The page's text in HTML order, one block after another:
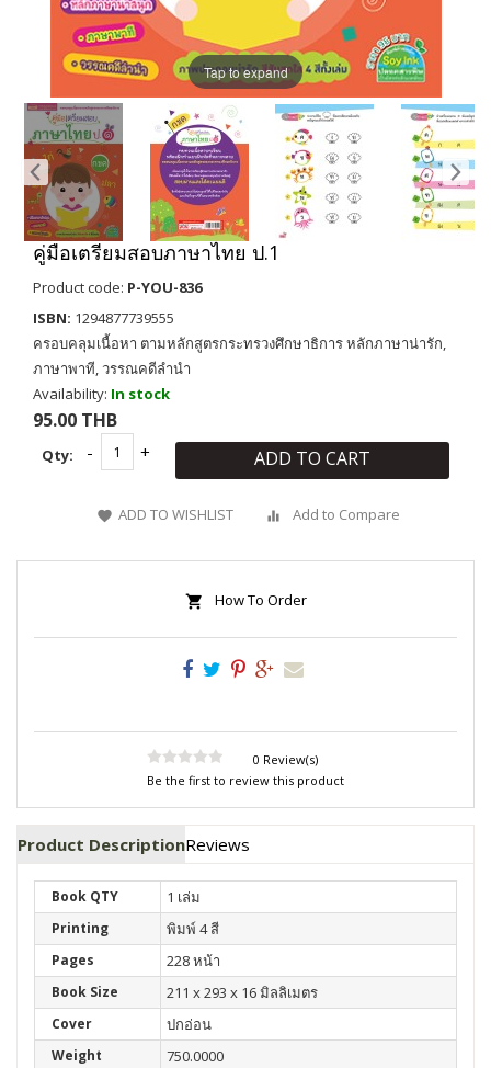
Tap to expand
คู่มือเตรียมสอบภาษาไทย ป.1
Product code: P-YOU-836
ISBN: 1294877739555
ครอบคลุมเนื้อหา ตามหลักสูตรกระทรวงศึกษาธิการ หลักภาษาน่ารัก,
ภาษาพาที, วรรณคดีลำนำ
Availability: In stock
95.00 THB
Qty: ADD TO CART
ADD TO WISHLIST Add to Compare
How To Order
0 Review(s)
Be the first to review this product
Product DescriptionReviews
Book QTY 1 เล่ม
Printing พิมพ์ 4 สี
Pages 228 หน้า
Book Size 211 x 293 x 16 มิลลิเมตร
Cover ปกอ่อน
Weight 750.0000